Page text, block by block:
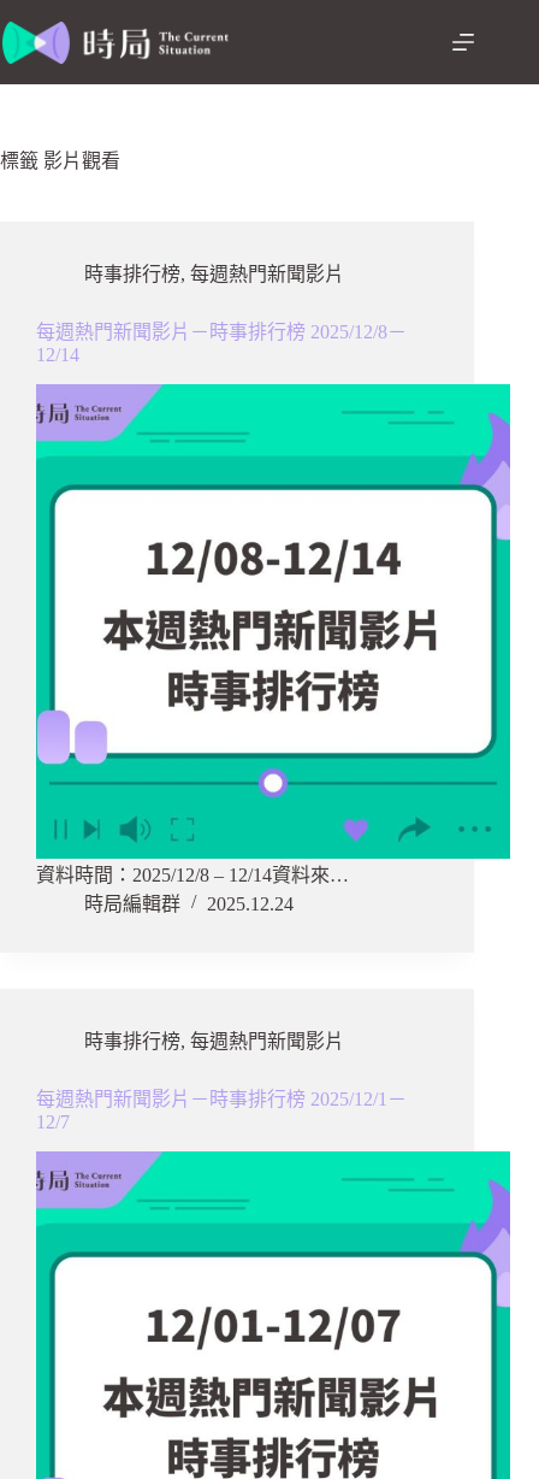
至
容
標籤 影片觀看
時事排行榜, 每週熱門新聞影片
每週熱門新聞影片－時事排行榜 2025/12/8－
12/14
資料時間：2025/12/8 – 12/14資料來…
時局編輯群
2025.12.24
時事排行榜, 每週熱門新聞影片
每週熱門新聞影片－時事排行榜 2025/12/1－
12/7